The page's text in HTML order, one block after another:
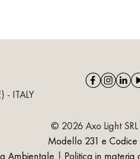
- ITALY
© 2026 Axo Light
Modello 231 e Codice
Ambientale | Politica in materia